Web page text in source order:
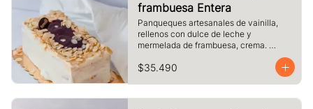
frambuesa Entera
Panqueques artesanales de vainilla,
rellenos con dulce de leche y
mermelada de frambuesa, crema.
almendras laminadas tostadas.
$35.490